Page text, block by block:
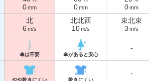
0mm 0 mm 0mm
北
6 m/s
北北西
10 m/s
東北東
3 m/s
傘は不要 傘があると安心
-
やや乾きにくい 乾きにくい
-